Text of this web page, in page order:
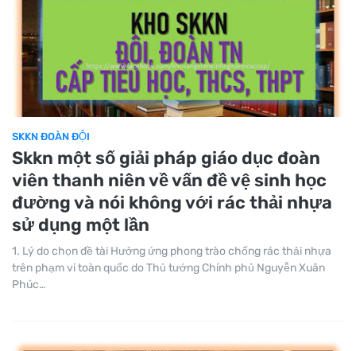
SKKN ĐOÀN ĐỘI
Skkn một số giải pháp giáo dục đoàn
viên thanh niên về vấn đề vệ sinh học
đường và nói không với rác thải nhựa
sử dụng một lần
1. Lý do chọn đề tài Hưởng ứng phong trào chống rác thải nhựa
trên phạm vi toàn quốc do Thủ tướng Chính phủ Nguyễn Xuân
Phúc…